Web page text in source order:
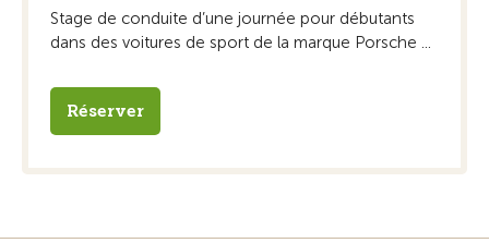
Stage de conduite d’une journée pour débutants
dans des voitures de sport de la marque Porsche ...
Réserver